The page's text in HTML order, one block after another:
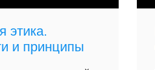
этика.
и принципы